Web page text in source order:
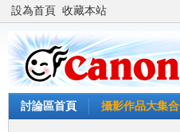
設為首頁 收藏本站
討論區首頁 攝影作品大集合